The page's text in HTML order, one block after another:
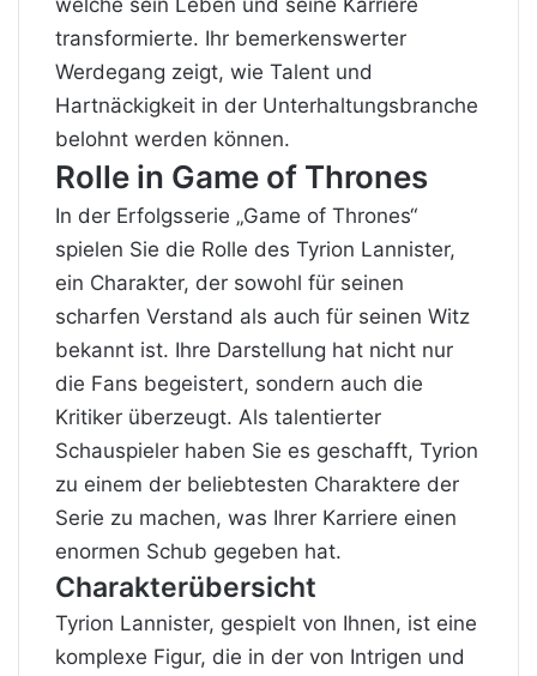
transformierte. Ihr bemerkenswerter
Werdegang zeigt, wie Talent und
Hartnäckigkeit in der Unterhaltungsbranche
belohnt werden können.
Rolle in Game of Thrones
In der Erfolgsserie „Game of Thrones“
spielen Sie die Rolle des Tyrion Lannister,
ein Charakter, der sowohl für seinen
scharfen Verstand als auch für seinen Witz
bekannt ist. Ihre Darstellung hat nicht nur
die Fans begeistert, sondern auch die
Kritiker überzeugt. Als talentierter
Schauspieler haben Sie es geschafft, Tyrion
zu einem der beliebtesten Charaktere der
Serie zu machen, was Ihrer Karriere einen
enormen Schub gegeben hat.
Charakterübersicht
Tyrion Lannister, gespielt von Ihnen, ist eine
komplexe Figur, die in der von Intrigen und